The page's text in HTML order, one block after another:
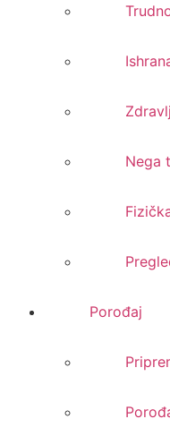
Nega
Porođaj